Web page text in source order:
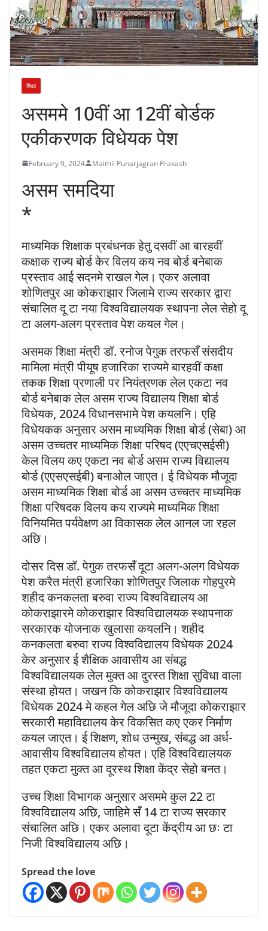
शिक्षा
असममे 10वीं आ 12वीं बोर्डक
एकीकरणक विधेयक पेश
February 9, 2024 Maithil Punarjagran Prakash
असम समदिया
*
माध्यमिक शिक्षाक प्रबंधनक हेतु दसवीं आ बारहवीं
कक्षाक राज्य बोर्ड केर विलय कय नव बोर्ड बनेबाक
प्रस्ताव आई सदनमे राखल गेल। एकर अलावा
शोणितपुर आ कोकराझार जिलामे राज्य सरकार द्वारा
संचालित दू टा नया विश्वविद्यालयक स्थापना लेल सेहो दू
टा अलग-अलग प्रस्ताव पेश कयल गेल।
असमक शिक्षा मंत्री डॉ. रनोज पेगुक तरफसँ संसदीय
मामिला मंत्री पीयूष हजारिका राज्यमे बारहवीं कक्षा
तकक शिक्षा प्रणाली पर नियंत्रणक लेल एकटा नव
बोर्ड बनेबाक लेल असम राज्य विद्यालय शिक्षा बोर्ड
विधेयक, 2024 विधानसभामे पेश कयलनि। एहि
विधेयकक अनुसार असम माध्यमिक शिक्षा बोर्ड (सेबा) आ
असम उच्चतर माध्यमिक शिक्षा परिषद (एएचएसईसी)
केल विलय कए एकटा नव बोर्ड असम राज्य विद्यालय
बोर्ड (एएसएसईबी) बनाओल जाएत। ई विधेयक मौजूदा
असम माध्यमिक शिक्षा बोर्ड आ असम उच्चतर माध्यमिक
शिक्षा परिषदक विलय कय राज्यमे माध्यमिक शिक्षा
विनियमित पर्यवेक्षण आ विकासक लेल आनल जा रहल
अछि।
दोसर दिस डॉ. पेगुक तरफसँ दूटा अलग-अलग विधेयक
पेश करैत मंत्री हजारिका शोणितपुर जिलाक गोहपुरमे
शहीद कनकलता बरुवा राज्य विश्वविद्यालय आ
कोकराझारमे कोकराझार विश्वविद्यालयक स्थापनाक
सरकारक योजनाक खुलासा कयलनि। शहीद
कनकलता बरुवा राज्य विश्वविद्यालय विधेयक 2024
केर अनुसार ई शैक्षिक आवासीय आ संबद्ध
विश्वविद्यालयक लेल मुक्त आ दुरस्त शिक्षा सुविधा वाला
संस्था होयत। जखन कि कोकराझार विश्वविद्यालय
विधेयक 2024 मे कहल गेल अछि जे मौजूदा कोकराझार
सरकारी महाविद्यालय केर विकसित कए एकर निर्माण
कयल जाएत। ई शिक्षण, शोध उन्मुख, संबद्ध आ अर्ध-
आवासीय विश्वविद्यालय होयत। एहि विश्वविद्यालयक
तहत एकटा मुक्त आ दूरस्थ शिक्षा केंद्र सेहो बनत।
उच्च शिक्षा विभागक अनुसार असममे कुल 22 टा
विश्वविद्यालय अछि, जाहिमे सँ 14 टा राज्य सरकार
संचालित अछि। एकर अलावा दूटा केंद्रीय आ छः टा
निजी विश्वविद्यालय अछि।
Spread the love